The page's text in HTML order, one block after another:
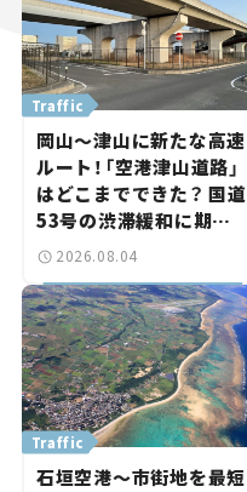
Traffic
岡山～津山に新たな高速
ルート！「空港津山道路」
はどこまでできた？ 国道
53号の渋滞緩和に期待。
岡山市側でも動きが【い
2026.08.04
Traffic
石垣空港～市街地を最短